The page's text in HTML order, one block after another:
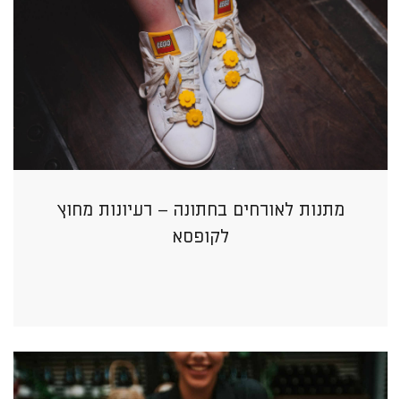
מתנות לאורחים בחתונה – רעיונות מחוץ
לקופסא